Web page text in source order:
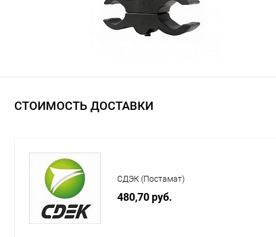
СТОИМОСТЬ ДОСТАВКИ
СДЭК (Постамат)
480,70 руб.